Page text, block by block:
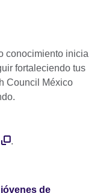
conocimiento inicia
fortaleciendo tus
Council México
.
de